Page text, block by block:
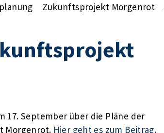
Zukunftsprojekt Morgenrot
17. September über die Pläne der
Morgenrot. Hier geht es zum Beitrag.